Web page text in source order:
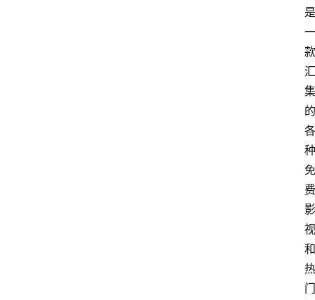
是
一
款
汇
集
的
各
种
免
费
影
视
和
热
门